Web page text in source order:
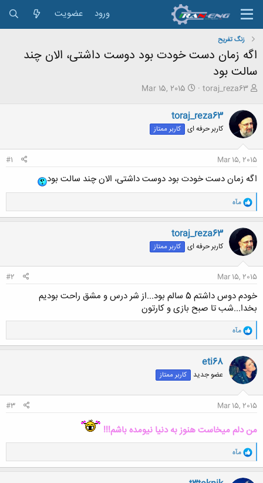
ورود عضویت
زنگ تفريح
اگه زمان دست خودت بود دوست داشتی، الان چند
سالت بود
ش
و
ع
ک
ن
ن
د
م
و
ض
و
ع
toraj_reza63
ت
ی
خ
ر
Mar 15, 2015
toraj_reza63
کاربر حرفه ای کاربر ممتاز
Mar 15, 2015
#1
اگه زمان دست خودت بود دوست داشتی، الان چند سالت بود
و
ا
ک
ن
ش
ه
ا
مآه
toraj_reza63
کاربر حرفه ای کاربر ممتاز
Mar 15, 2015
#2
خودم دوس داشتم 5 سالم بود...از شر درس و مشق راحت بودیم
بخدا...شب تا صبح بازی و کارتون
و
ا
ک
ن
ش
ه
ا
مآه
eti68
عضو جدید کاربر ممتاز
Mar 15, 2015
#3
من دلم میخاست هنوز به دنیا نیومده باشم!!!
و
ا
ک
ن
مآه